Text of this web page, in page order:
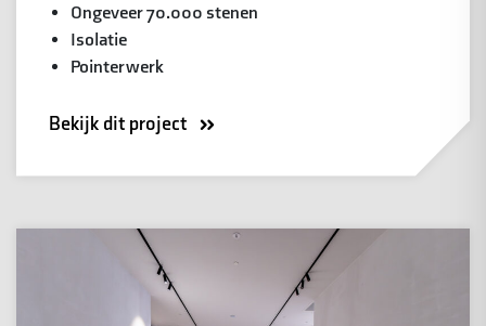
Ongeveer 70.000 stenen
Isolatie
Pointerwerk
Bekijk dit project